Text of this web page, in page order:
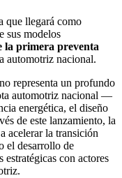
que llegará como
sus modelos
la primera preventa
automotriz nacional.
representa un profundo
automotriz nacional —
energética, el diseño
de este lanzamiento, la
acelerar la transición
el desarrollo de
con actores